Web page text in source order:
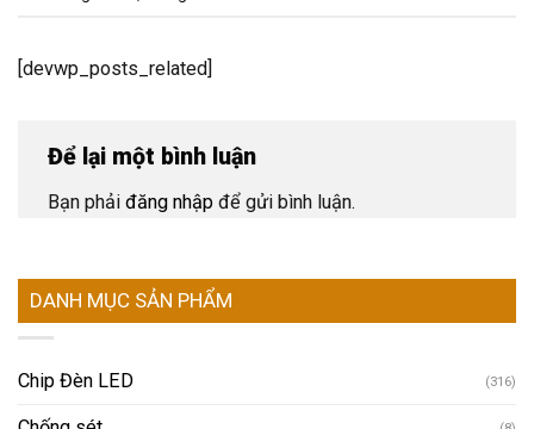
[devwp_posts_related]
Để lại một bình luận
Bạn phải đăng nhập để gửi bình luận.
DANH MỤC SẢN PHẨM
Chip Đèn LED (316)